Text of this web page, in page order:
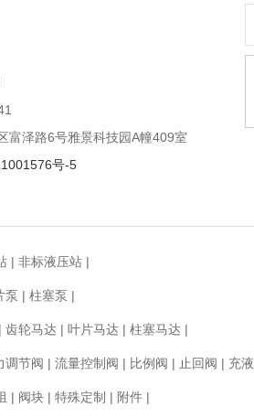
富泽路6号雅景科技园A幢409室
号-5
| 非标液压站 |
泵 | 柱塞泵 |
| 齿轮马达 | 叶片马达 | 柱塞马达 |
调节阀 | 流量控制阀 | 比例阀 | 止回阀 | 充
| 阀块 | 特殊定制 | 附件 |